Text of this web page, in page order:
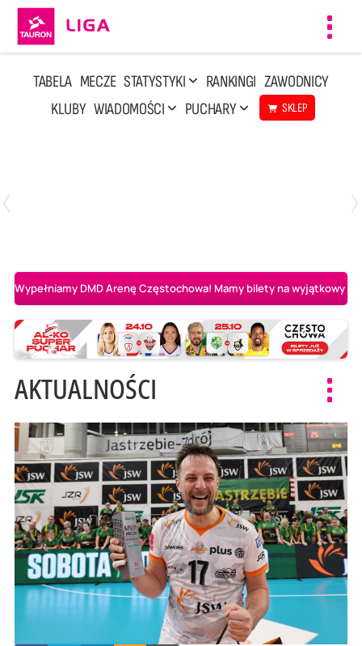
TABELA MECZE STATYSTYKI RANKINGI ZAWODNICY
KLUBY WIADOMOŚCI PUCHARY SKLEP
Wypełniamy DMD Arenę Częstochowa! Mamy bilety na wyjątkowy
AKTUALNOŚCI